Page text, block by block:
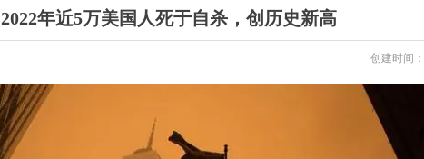
2022年近5万美国人死于自杀，创历史新高
创建时间：